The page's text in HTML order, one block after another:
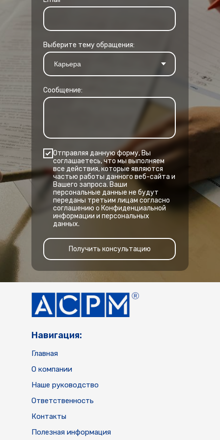
Выберите тему обращения:
Сообщение:
Отправляя данную форму, Вы
соглашаетесь, что мы выполняем
все действия, которые являются
частью работы данного веб-сайта и
Вашего запроса. Ваши
персональные данные не будут
переданы третьим лицам согласно
соглашению о Конфиденциальной
информации и персональных
данных.
Получить консультацию
Полезная информация
Контакты
Ответственность
Наше руководство
О компании
Главная
Навигация: